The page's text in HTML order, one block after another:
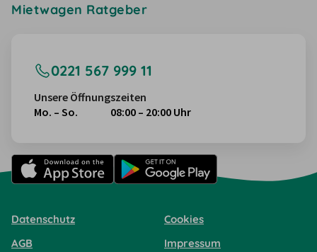
Mietwagen Ratgeber
0221 567 999 11
Unsere Öffnungszeiten
Mo. – So.
08:00 – 20:00 Uhr
Datenschutz
Cookies
AGB
Impressum